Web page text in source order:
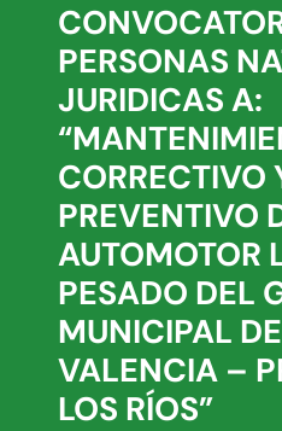
PERSONAS
JURIDICAS A:
CORRECTIVO
PREVENTIVO
AUTOMOTOR
PESADO DEL
MUNICIPAL
VALENCIA –
LOS RÍOS”